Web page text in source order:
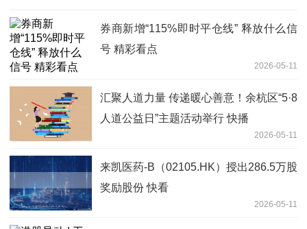
券商新增“115%即时平仓线” 释放什么信
号 精彩看点
2026-05-11
汇聚人道力量 传递暖心善意！余杭区“5·8
人道公益日”主题活动举行 快播
2026-05-11
来凯医药-B（02105.HK）授出286.5万股
奖励股份 快看
2026-05-11